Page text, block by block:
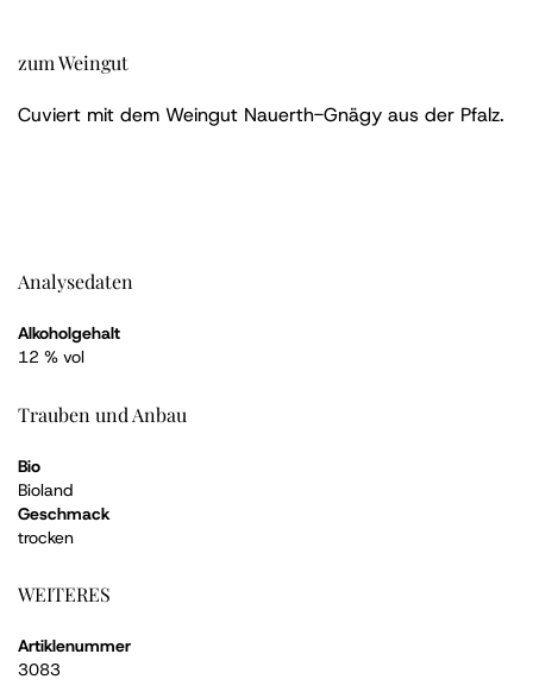
zum Weingut
Cuviert mit dem Weingut Nauerth-Gnägy aus der Pfalz.
Analysedaten
Alkoholgehalt
12 % vol
Trauben und Anbau
Bio
Bioland
Geschmack
trocken
WEITERES
Artiklenummer
3083